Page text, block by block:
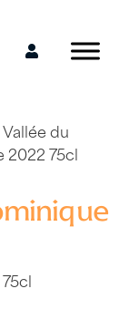
Mon
Vallée du
2022 75cl